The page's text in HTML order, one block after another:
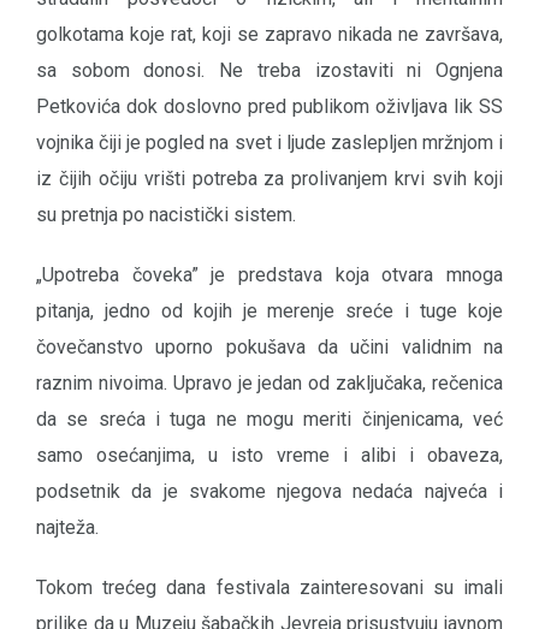
golkotama koje rat, koji se zapravo nikada ne završava,
sa sobom donosi. Ne treba izostaviti ni Ognjena
Petkovića dok doslovno pred publikom oživljava lik SS
vojnika čiji je pogled na svet i ljude zaslepljen mržnjom i
iz čijih očiju vrišti potreba za prolivanjem krvi svih koji
su pretnja po nacistički sistem.
„Upotreba čoveka” je predstava koja otvara mnoga
pitanja, jedno od kojih je merenje sreće i tuge koje
čovečanstvo uporno pokušava da učini validnim na
raznim nivoima. Upravo je jedan od zaključaka, rečenica
da se sreća i tuga ne mogu meriti činjenicama, već
samo osećanjima, u isto vreme i alibi i obaveza,
podsetnik da je svakome njegova nedaća najveća i
najteža.
Tokom trećeg dana festivala zainteresovani su imali
prilike da u Muzeju šabačkih Jevreja prisustvuju javnom